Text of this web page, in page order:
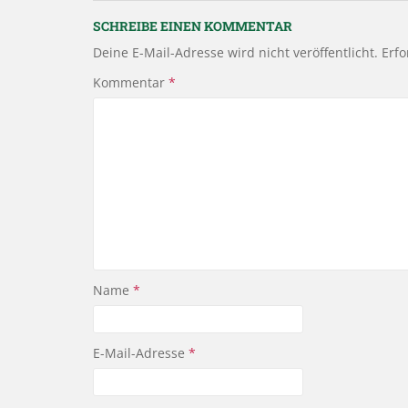
SCHREIBE EINEN KOMMENTAR
Deine E-Mail-Adresse wird nicht veröffentlicht.
Kommentar *
Name *
E-Mail-Adresse *